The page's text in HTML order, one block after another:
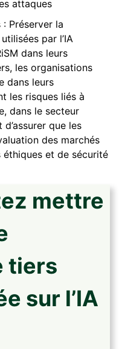
attaques
Préserver la
par l’IA
dans leurs
les organisations
dans leurs
les risques liés à
dans le secteur
que les
des marchés
et de sécurité
mettre
tiers
sur l’IA